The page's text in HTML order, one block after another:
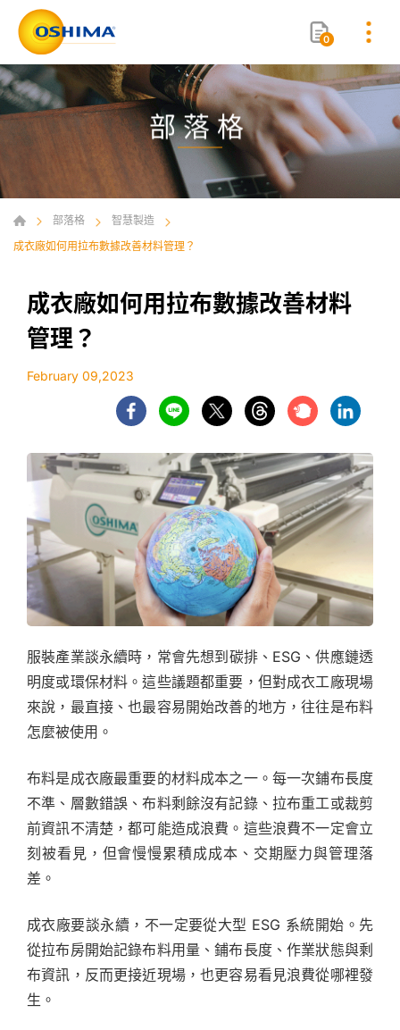
0
部落格
部落格
智慧製造
成衣廠如何用拉布數據改善材料管理？
成衣廠如何用拉布數據改善材料
管理？
February 09,2023
服裝產業談永續時，常會先想到碳排、ESG、供應鏈透
明度或環保材料。這些議題都重要，但對成衣工廠現場
來說，最直接、也最容易開始改善的地方，往往是布料
怎麼被使用。
布料是成衣廠最重要的材料成本之一。每一次鋪布長度
不準、層數錯誤、布料剩餘沒有記錄、拉布重工或裁剪
前資訊不清楚，都可能造成浪費。這些浪費不一定會立
刻被看見，但會慢慢累積成成本、交期壓力與管理落
差。
成衣廠要談永續，不一定要從大型 ESG 系統開始。先
從拉布房開始記錄布料用量、鋪布長度、作業狀態與剩
布資訊，反而更接近現場，也更容易看見浪費從哪裡發
生。